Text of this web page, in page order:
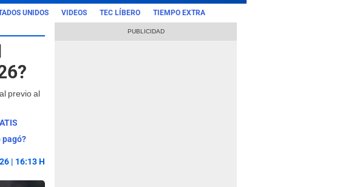
UNIDOS VIDEOS TEC LÍBERO TIEMPO EXTRA
previo al
pagó?
| 16:13 H